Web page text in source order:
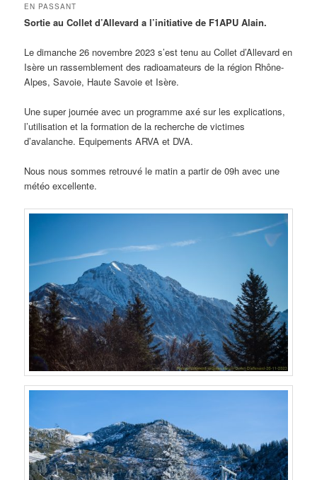
articles
EN PASSANT
Sortie au Collet d’Allevard a l’initiative de F1APU Alain.
Le dimanche 26 novembre 2023 s’est tenu au Collet d’Allevard en
Isère un rassemblement des radioamateurs de la région Rhône-
Alpes, Savoie, Haute Savoie et Isère.
Une super journée avec un programme axé sur les explications,
l’utilisation et la formation de la recherche de victimes
d’avalanche. Equipements ARVA et DVA.
Nous nous sommes retrouvé le matin a partir de 09h avec une
météo excellente.